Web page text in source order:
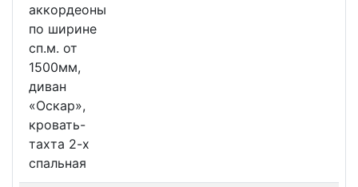
аккордеоны
по ширине
сп.м. от
1500мм,
диван
«Оскар»,
кровать-
тахта 2-х
спальная